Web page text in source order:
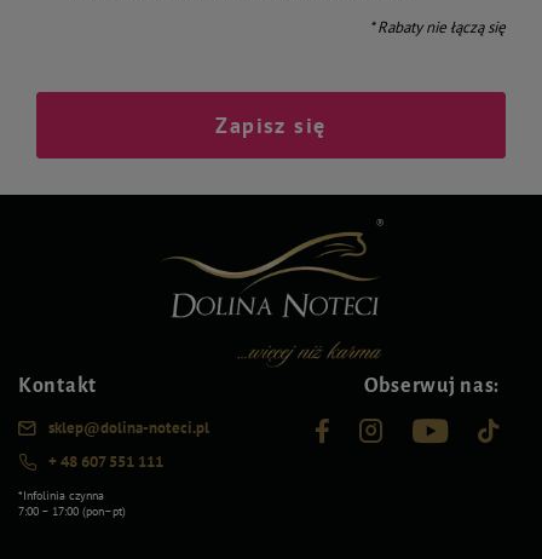
* Rabaty nie łączą się
Zapisz się
Kontakt
sklep@dolina-noteci.pl
+ 48 607 551 111
*Infolinia czynna
7:00 – 17:00 (pon–pt)
Obserwuj nas: